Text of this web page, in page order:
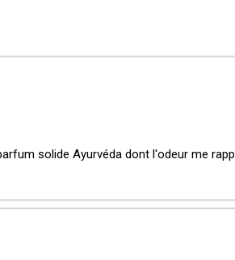
solide Ayurvéda dont l'odeur me